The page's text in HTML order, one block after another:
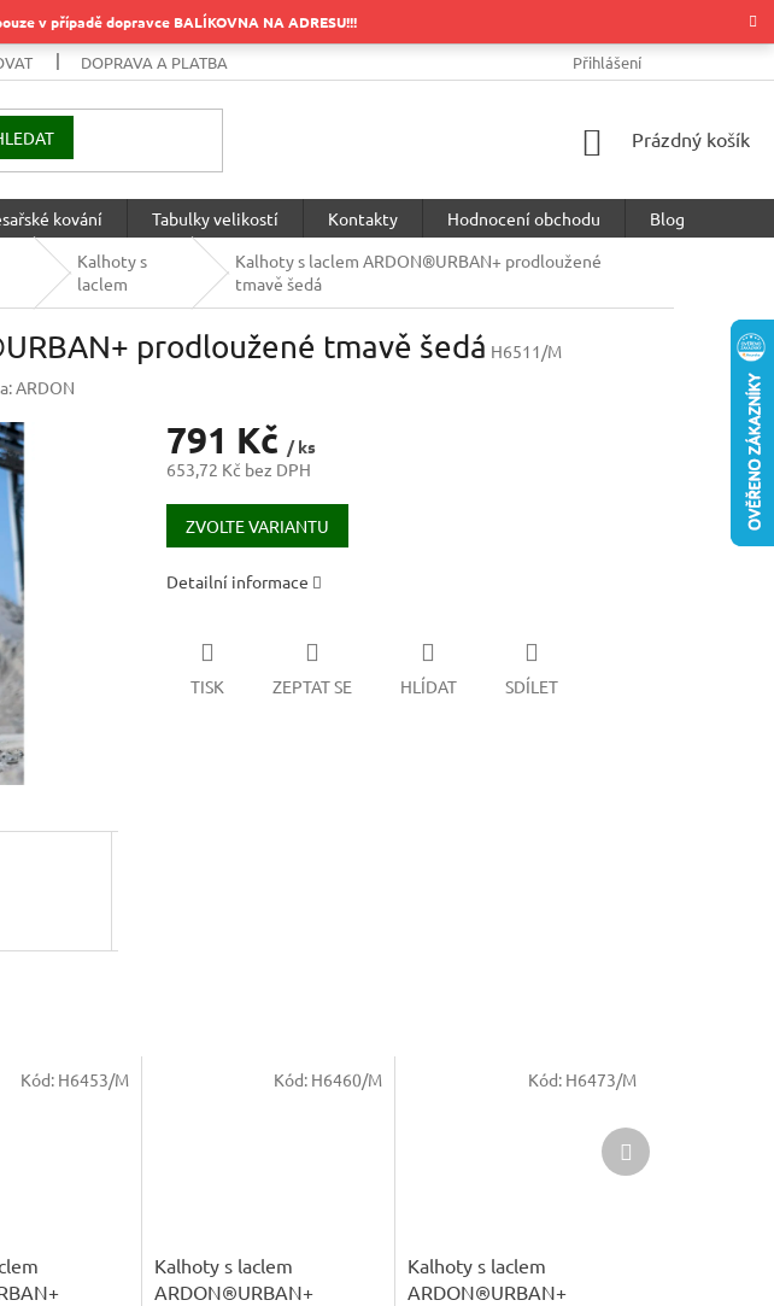
v případě dopravce BALÍKOVNA NA ADRESU!!!
DOPRAVA A PLATBA PODMÍNKY OCHRANY OSOBNÍCH
Přihlášení
NÁKUPNÍ
Prázdný košík
kování Tabulky velikostí Kontakty Hodnocení obchodu Blog
Kalhoty s
laclem
Kalhoty s laclem ARDON®URBAN+ prodloužené
tmavě šedá
prodloužené tmavě šedá H6511/M
ARDON
791 Kč / ks
653,72 Kč bez DPH
Měrná
cena:
ZVOLTE VARIANTU
Detailní informace
TISK ZEPTAT SE HLÍDAT SDÍLET
Kód: H6453/M
Kalhoty s laclem
ARDON®URBAN+
Kód: H6460/M
Kalhoty s laclem
ARDON®URBAN+
Kód: H6473/M
Další
produkt